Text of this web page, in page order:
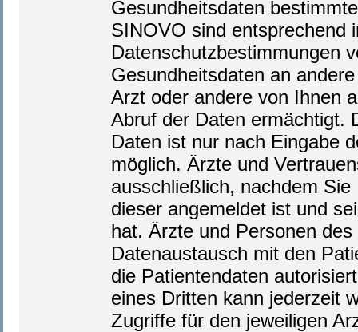
Gesundheitsdaten
SINOVO sind entsprechend
Datenschutzbestimmungen
Gesundheitsdaten an
Arzt oder andere von Ihnen
Abruf der Daten ermächtigt.
Daten ist nur nach Eingabe
möglich. Ärzte und
ausschließlich, nachdem
dieser angemeldet ist und
hat. Ärzte und Personen
Datenaustausch mit den
die Patientendaten
eines Dritten kann jederzeit
Zugriffe für den jeweiligen